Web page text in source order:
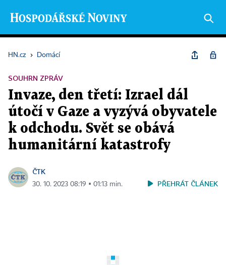
HN.cz › Domácí
SOUHRN ZPRÁV
Invaze, den třetí: Izrael dál
útočí v Gaze a vyzývá obyvatele
k odchodu. Svět se obává
humanitární katastrofy
ČTK
30. 10. 2023 08:19 ▪ 01:13 min. PŘEHRÁT ČLÁNEK